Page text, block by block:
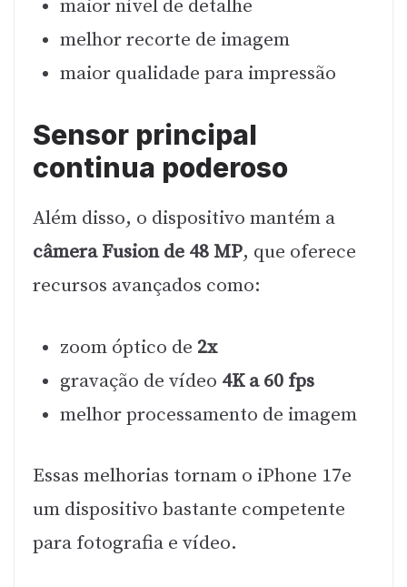
maior nível de detalhe
melhor recorte de imagem
maior qualidade para impressão
Sensor principal
continua poderoso
Além disso, o dispositivo mantém a
câmera Fusion de 48 MP, que oferece
recursos avançados como:
zoom óptico de 2x
gravação de vídeo 4K a 60 fps
melhor processamento de imagem
Essas melhorias tornam o iPhone 17e
um dispositivo bastante competente
para fotografia e vídeo.